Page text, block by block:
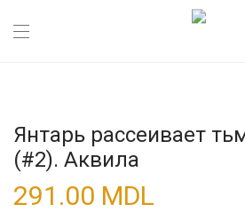
Янтарь рассеивает
(#2). Аквила
291.00 MDL